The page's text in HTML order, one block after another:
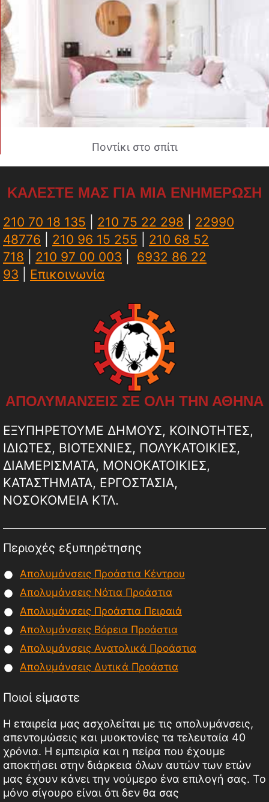
Ποντίκι στο σπίτι
ΚΑΛΕΣΤΕ ΜΑΣ ΓΙΑ ΜΙΑ ΕΝΗΜΕΡΩΣΗ
210 70 18 135 210 75 22 298
22990
48776
210 96 15 255
210 68 52
718
210 97 00 003
6932 86 22
93
Επικοινωνία
ΑΠΟΛΥΜΑΝΣΕΙΣ ΣΕ ΟΛΗ ΤΗΝ ΑΘΗΝΑ
ΕΞΥΠΗΡΕΤΟΥΜΕ ΔΗΜΟΥΣ, ΚΟΙΝΟΤΗΤΕΣ,
ΙΔΙΩΤΕΣ, ΒΙΟΤΕΧΝΙΕΣ, ΠΟΛΥΚΑΤΟΙΚΙΕΣ,
ΔΙΑΜΕΡΙΣΜΑΤΑ, ΜΟΝΟΚΑΤΟΙΚΙΕΣ,
ΚΑΤΑΣΤΗΜΑΤΑ, ΕΡΓΟΣΤΑΣΙΑ,
ΝΟΣΟΚΟΜΕΙΑ ΚΤΛ.
Περιοχές εξυπηρέτησης
Απολυμάνσεις Προάστια Κέντρου
Απολυμάνσεις Νότια Προάστια
Απολυμάνσεις Προάστια Πειραιά
Απολυμάνσεις Βόρεια Προάστια
Απολυμάνσεις Ανατολικά Προάστια
Απολυμάνσεις Δυτικά Προάστια
Ποιοί είμαστε
Η εταιρεία μας ασχολείται με τις απολυμάνσεις,
απεντομώσεις και μυοκτονίες τα τελευταία 40
χρόνια. Η εμπειρία και η πείρα που έχουμε
αποκτήσει στην διάρκεια όλων αυτών των ετών
μας έχουν κάνει την νούμερο ένα επιλογή σας. Το
μόνο σίγουρο είναι ότι δεν θα σας